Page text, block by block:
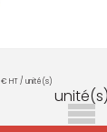
€ HT / unité(s)
unité(s)